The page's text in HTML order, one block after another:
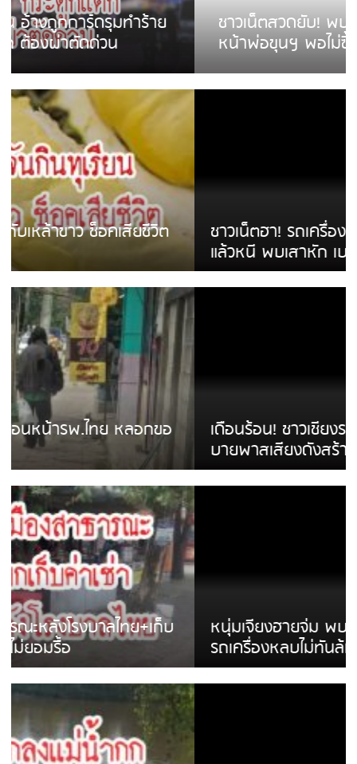
ชาวเน็ตสวดยับ! พบพม่าเร่ขายพวงมาลัย
หน้าพ่อขุนฯ พอไม่ซื้อเดินตาม
ชาวเน็ตฮา! รถเครื่องแม่สายชนป้ายร้านโลงศพ
แล้วหนี พบเสาหัก เบรคหัก หวิดได้ใช้บริการ
เดือนร้อน! ชาวเชียงรายบ่นรถ Isuzu สีขาวซิ่ง
บายพาสเสียงดังสร้างความรำคาญ
หนุ่มเจียงฮายจ่ม พบถังน้ำดื่มตกกลางถนน
รถเครื่องหลบไม่ทันล้มบาดเจ็บ